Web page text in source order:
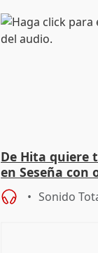
De Hita quiere
en Seseña con
Sonido